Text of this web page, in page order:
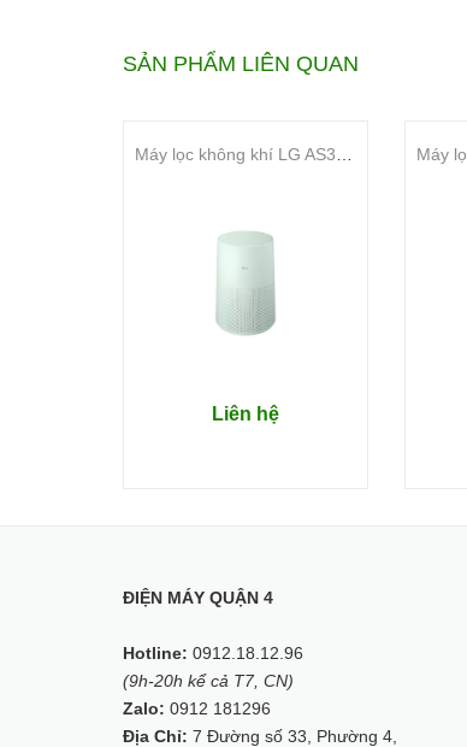
SẢN PHẨM LIÊN QUAN
Liên hệ
ĐIỆN MÁY QUẬN 4
Hotline: 0912.18.12.96
(9h-20h kể cả T7, CN)
Zalo: 0912 181296
Địa Chỉ: 7 Đường số 33, Phường 4,